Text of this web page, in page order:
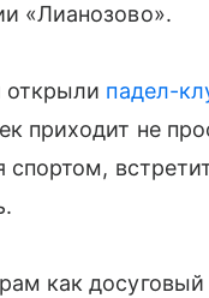
«Лианозово».
открыли падел-
приходит не
как